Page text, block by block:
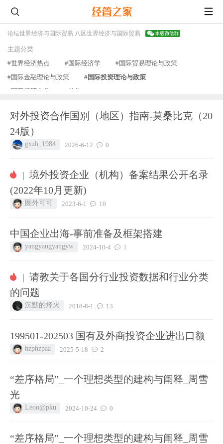
论坛世界经济与国际贸易 八区世界经济与国际贸易
主题分类
#世界经济热点
#国际经济学
#国际贸易理论与政策
#国际金融理论与政策
#国际投资理论与政策
#国际经贸实务
#其他
对外投资合作国别（地区）指南-莫桑比克（20
24版）
gxzh_1984 2026-6-12 0
| 境外投资企业（机构）备案结果公开名录
(2022年10月更新)
圈外可可 2023-6-1 10
中国企业出海-事前准备及框架搭建
yangyangyangyw 2024-10-4 1
| 请教关于各国分行业投资数据和行业分类
的问题
沉默的烽火 2018-8-1 13
199501-202503 国有及外商投资企业进出口额
hzphzpaa 2025-5-18 2
“差序格局”_一个理想类型的建构与阐释_周雪
光
Leon@pku 2024-10-24 0
“差序格局”_一个理想类型的建构与阐释_周雪